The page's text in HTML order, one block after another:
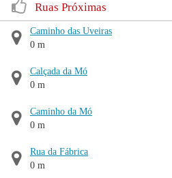
Ruas Próximas
Caminho das Uveiras
0 m
Calçada da Mó
0 m
Caminho da Mó
0 m
Rua da Fábrica
0 m